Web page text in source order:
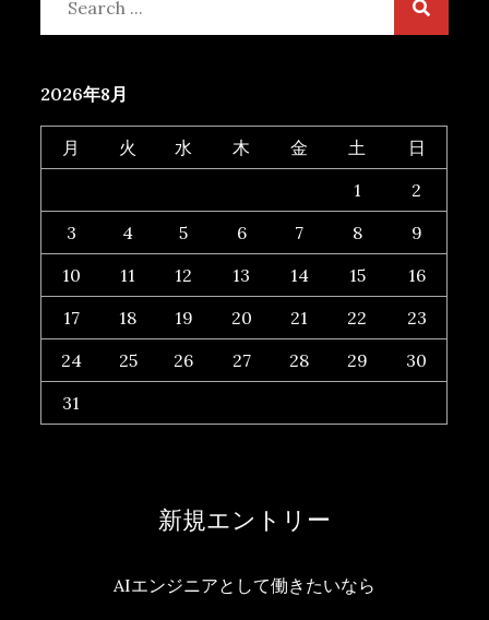
2026年8月
月 火 水 木 金 土
日
1
2
3
4 5 6 7 8
9
10
11 12 13 14 15
16
17
18 19 20 21 22
23
24
25 26 27 28 29
30
31
新規エントリー
AIエンジニアとして働きたいなら